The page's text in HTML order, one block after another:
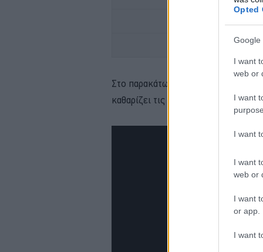
Opted
Google
I want
web or
I want
I want
I want
web or
I want
or app.
I want
Στο παρακάτω βίντεο μπορούμε να
καθαρίζει τις παραλίες.